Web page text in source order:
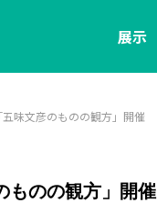
展示
味文彦のものの観方」開催
ものの観方」開催